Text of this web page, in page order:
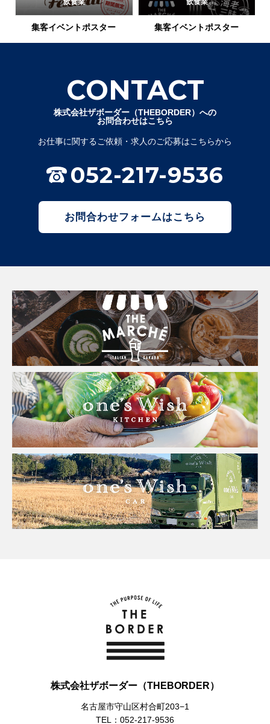
飲食業
集客イベントポスター
飲食業
集客イベントポスター
CONTACT
株式会社ザボーダー（THEBORDER）への
お問合わせはこちら
お仕事に関するご依頼・求人のご応募はこちらから
052-217-9536
お問合わせフォームはこちら
株式会社ザボーダー（THEBORDER）
名古屋市守山区村合町203−1
TEL：052-217-9536